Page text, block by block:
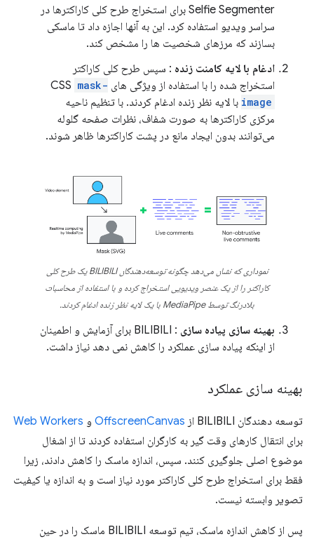
Selfie Segmenter برای استخراج طرح کلی کاراکترها در
سراسر ویدیو استفاده کرد. این به آنها اجازه داد تا ماسکی
بسازند که مرزهای شخصیت ها را مشخص کند.
ادغام با لایه کامنت زنده : سپس طرح کلی کاراکتر
استخراج شده را با استفاده از ویژگی های CSS mask-
image با لایه نظر زنده ادغام کردند. با تنظیم ناحیه
مرکزی کاراکترها به صورت شفاف، نظرات صفحه گلوله
می‌توانند بدون ایجاد مانع در پشت کاراکترها ظاهر شوند.
نموداری که نشان می‌دهد چگونه توسعه‌دهندگان BILIBILI یک طرح کلی
کاراکتر را از یک عنصر ویدیویی استخراج کرده و با استفاده از محاسبات
بلادرنگ توسط MediaPipe با یک لایه نظر زنده ادغام کردند.
بهینه سازی پیاده سازی
: BILIBILI برای آزمایش و اطمینان
از اینکه پیاده سازی عملکرد را کاهش نمی دهد نیاز داشت.
بهینه سازی عملکرد
توسعه دهندگان BILIBILI از OffscreenCanvas و Web Workers
برای انتقال کارهای وقت گیر به کارگران استفاده کردند تا از اشغال
موضوع اصلی جلوگیری کنند. سپس، اندازه ماسک را کاهش دادند، زیرا
فقط برای استخراج طرح کلی کاراکتر مورد نیاز است و به اندازه یا کیفیت
تصویر وابسته نیست.
پس از کاهش اندازه ماسک، تیم توسعه BILIBILI ماسک را در حین